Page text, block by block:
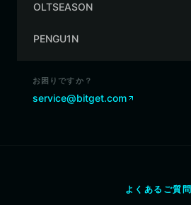
OLTSEASON
PENGU1N
お困りですか？
service@bitget.com
よくあるご質問